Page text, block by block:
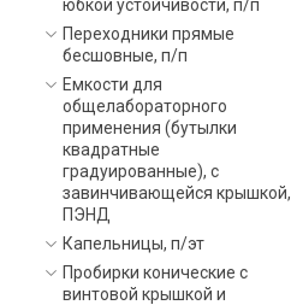
юбкой устойчивости, п/п
Переходники прямые
бесшовные, п/п
Емкости для
общелабораторного
применения (бутылки
квадратные
градуированные), с
завинчивающейся крышкой,
ПЭНД
Капельницы, п/эт
Пробирки конические с
винтовой крышкой и